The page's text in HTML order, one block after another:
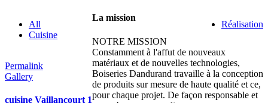
All
Cuisine
Permalink
Gallery
cuisine Vaillancourt 1
Réalisation
La mission
NOTRE MISSION
Constamment à l'affut de nouveaux
matériaux et de nouvelles technologies,
Boiseries Dandurand travaille à la conception
de produits sur mesure de haute qualité et ce,
pour chaque projet. De façon responsable et